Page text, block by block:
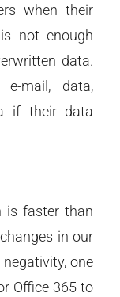
when their
not enough
data.
mail, data,
if their data
is faster than
in our
one
Office 365 to